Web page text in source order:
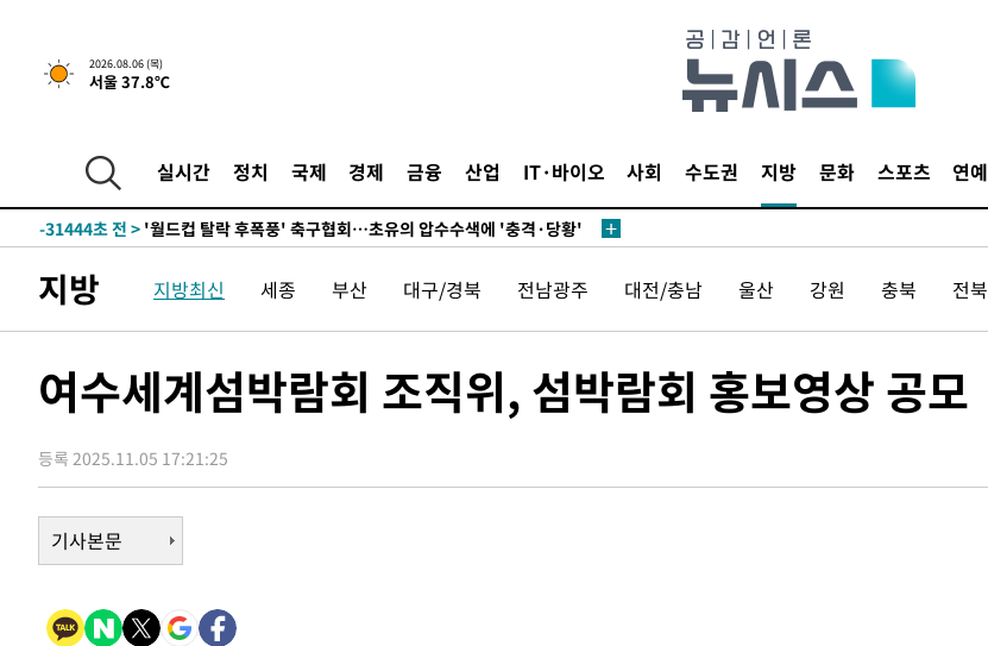
2026.08.06 (목)
서울 37.8℃
실시간 정치 국제 경제 금융 산업 IT·바이오 사회 수도권 지방 문화 스포츠 연예
-4826초 전 >서울 열대야 15일째 지속…비공식 '초열대야' 30도 넘어
-31955초 전 > [속보]7~9일 프로야구 3연전도 폭염 취소…11일 재개
-31617초 전 >
-31444초 전 > '월드컵 탈락 후폭풍' 축구협회…초유의 압수수색에 '충격·당황'
-30846초 전 >
[속보]종합특검, 대검 추가 압수수색…내란 중요임무종사 혐의
-26941초 전 >[속보]코스닥, 800p 회복…0.26% 오른 801.67 마감
-26736초 전 >[속보]원·달러 환율, 0.7원 내린 1423.8원 마감
"여기 떨어졌다"…다누리, 스페이스X 로켓 달 충돌 흔적 포착
-21380초 전 >손흥민, 5경기 연속골 실패…LAFC는 승부차기 끝 과달라하라 격파
-13981초 전 >내일까지 39도 '펄펄'…기상청 "태풍 지나며 폭염 잠시 꺾인다"
-13618초 전 >트럼프, 한국계 진보 주지사 후보 맹공…"공산주의가 최대 위협"
-13596초 전 >"美간섭에 합의 지연"…트럼프, '이란 호르무즈 통제권' 수용할까
-8813초 전 > [속보]경찰, '홍명보 선임 논란' 대한축구협회·축구회관 등 압수수색
지방 지방최신 세종 부산 대구/경북 전남광주 대전/충남 울산 강원 충북 전북
여수세계섬박람회 조직위, 섬박람회 홍보영상 공모
등록 2025.11.05 17:21:25
기사본문